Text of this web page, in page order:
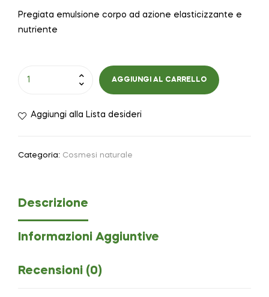
Pregiata emulsione corpo ad azione elasticizzante e
nutriente
AGGIUNGI AL CARRELLO
Aggiungi alla Lista desideri
Categoria: Cosmesi naturale
Descrizione
Informazioni Aggiuntive
Recensioni (0)